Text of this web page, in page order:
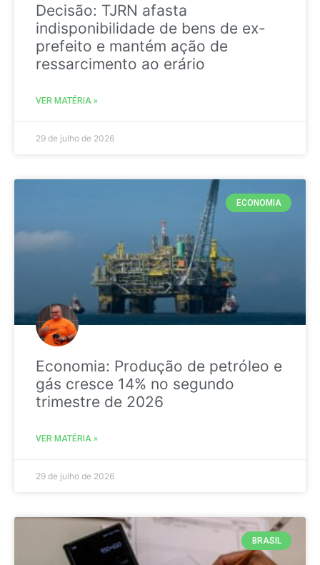
Decisão: TJRN afasta
indisponibilidade de bens de ex-
prefeito e mantém ação de
ressarcimento ao erário
VER MATÉRIA »
29 de julho de 2026
ECONOMIA
Economia: Produção de petróleo e
gás cresce 14% no segundo
trimestre de 2026
VER MATÉRIA »
29 de julho de 2026
BRASIL